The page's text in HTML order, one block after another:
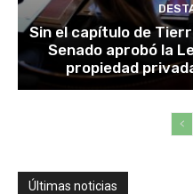
Sin el capítulo de
Senado aprobó la
propiedad
Últimas noticias